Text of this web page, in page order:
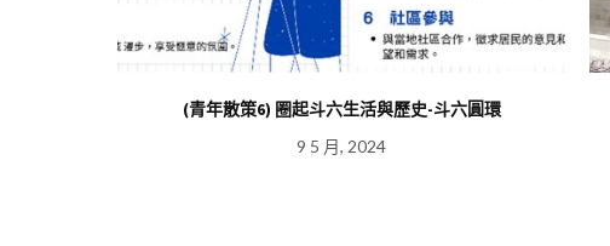
(青年散策6) 圈起斗六生活與歷史-斗六圓環
9 5 月, 2024